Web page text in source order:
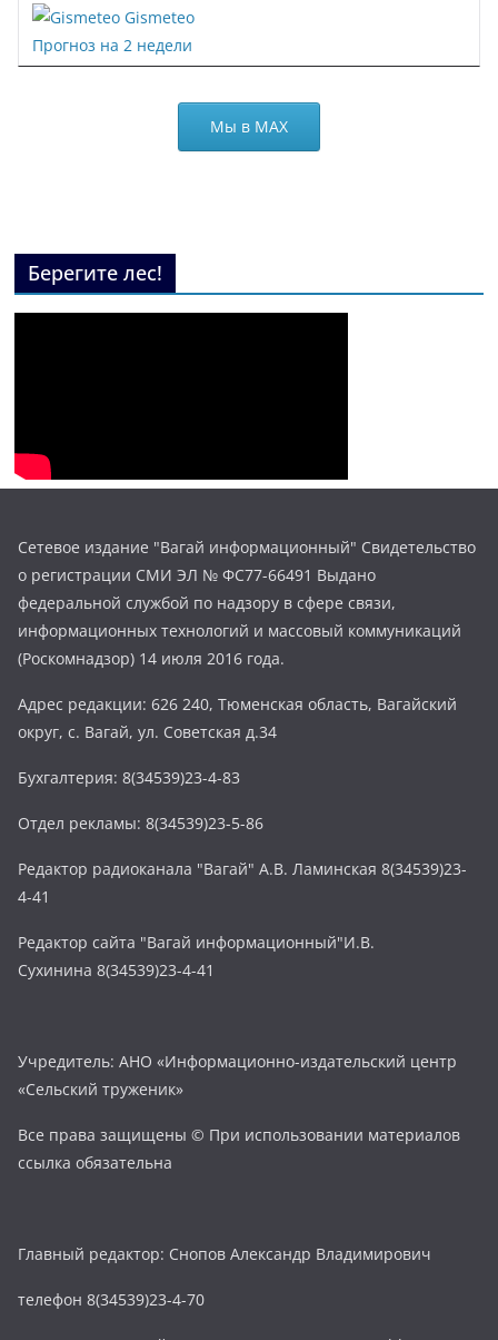
Gismeteo
Прогноз на 2 недели
Мы в МАХ
Берегите лес!
Сетевое издание "Вагай информационный" Свидетельство
о регистрации СМИ ЭЛ № ФС77-66491 Выдано
федеральной службой по надзору в сфере связи,
информационных технологий и массовый коммуникаций
(Роскомнадзор) 14 июля 2016 года.
Адрес редакции: 626 240, Тюменская область, Вагайский
округ, с. Вагай, ул. Советская д.34
Бухгалтерия: 8(34539)23-4-83
Отдел рекламы: 8(34539)23-5-86
Редактор радиоканала "Вагай" А.В. Ламинская 8(34539)23-
4-41
Редактор сайта "Вагай информационный"И.В.
Сухинина 8(34539)23-4-41
Учредитель: АНО «Информационно-издательский центр
«Сельский труженик»
Все права защищены © При использовании материалов
ссылка обязательна
Главный редактор: Снопов Александр Владимирович
телефон 8(34539)23-4-70